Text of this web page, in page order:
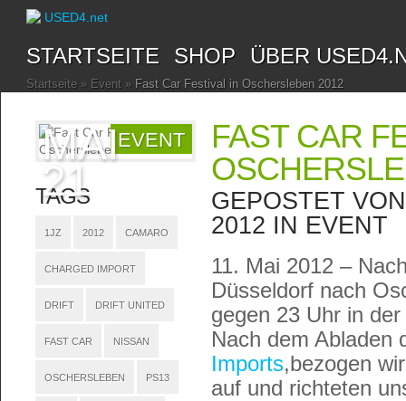
STARTSEITE SHOP ÜBER
Startseite » Event » Fast Car Festival in Oschersleben 2012
EVENT
MAI
21
TAGS
1JZ 2012 CAMARO
CHARGED IMPORT
DRIFT DRIFT UNITED
FAST CAR NISSAN
OSCHERSLEBEN PS13
FAST CAR
GEPOSTET
2012 IN EVENT
11. Mai 2012 –
Düsseldorf nach
gegen 23 Uhr in
Nach dem Abladen
Imports,bezogen
auf und richteten